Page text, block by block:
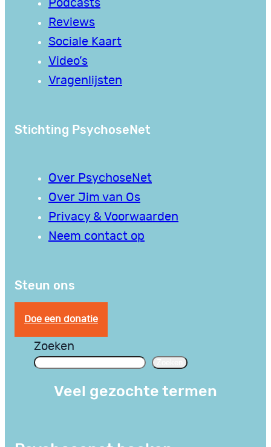
Podcasts
Reviews
Sociale Kaart
Video’s
Vragenlijsten
Stichting PsychoseNet
Over PsychoseNet
Over Jim van Os
Privacy & Voorwaarden
Neem contact op
Steun ons
Doe een donatie
Zoeken
Veel gezochte termen